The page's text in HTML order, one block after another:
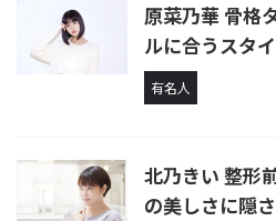
原菜乃華 骨格
ルに合うスタ
有名人
北乃きい 整形
の美しさに隠